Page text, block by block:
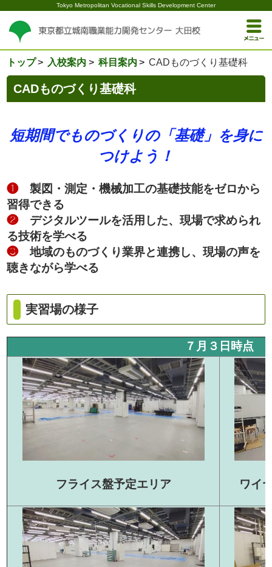
Tokyo Metropolitan Vocational Skills Development Center
トップ 入校案内 科目案内 CADものづくり基礎科
CADものづくり基礎科
短期間でものづくりの「基礎」を身に
つけよう！
❶
製図・測定・機械加工の基礎技能をゼロから
習得できる
❷ デジタルツールを活用した、現場で求められ
る技術を学べる
❸地域のものづくり業界と連携し、現場の声を
聴きながら学べる
実習場の様子
７月３日時点
フライス盤予定エリア ワイ